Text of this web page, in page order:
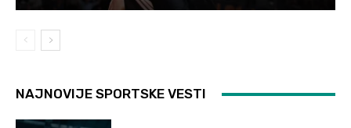
NAJNOVIJE SPORTSKE VESTI